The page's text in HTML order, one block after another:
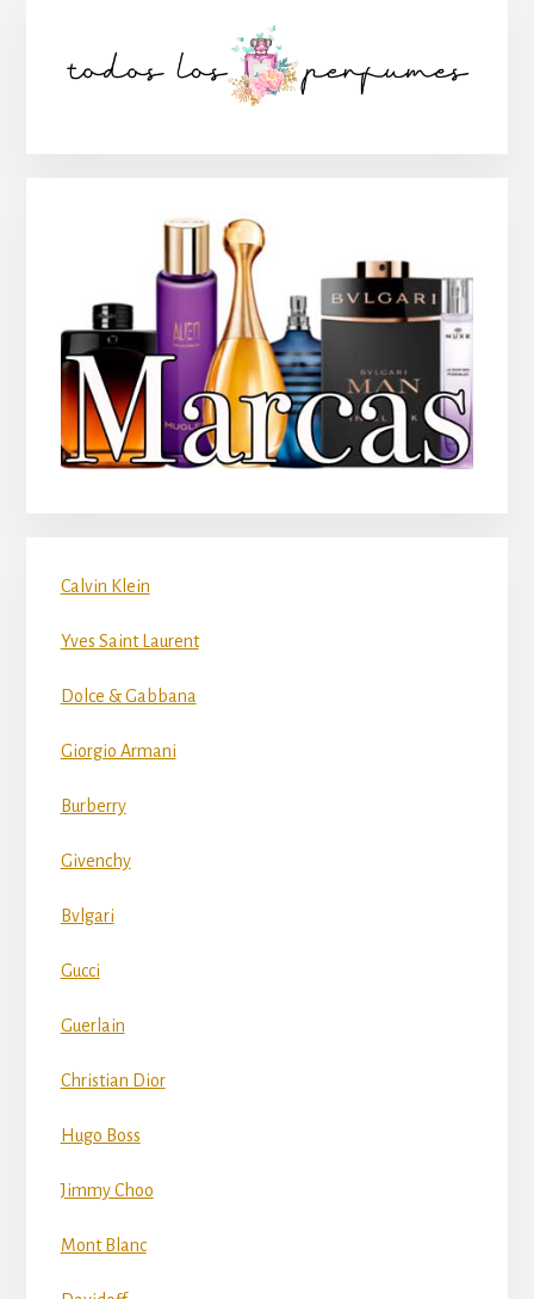
lateral
Calvin Klein
Yves Saint Laurent
Dolce & Gabbana
Giorgio Armani
Burberry
Givenchy
Bvlgari
Gucci
Guerlain
Christian Dior
Hugo Boss
Jimmy Choo
Mont Blanc